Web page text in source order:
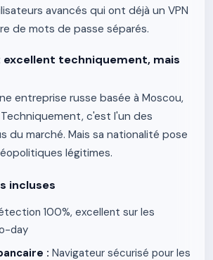
avancés qui ont déjà un VPN
de mots de passe séparés.
excellent techniquement, mais
entreprise russe basée à Moscou,
c'est l'un des
du marché. Mais sa nationalité pose
légitimes.
incluses
100%, excellent sur les
day
: Navigateur sécurisé pour les